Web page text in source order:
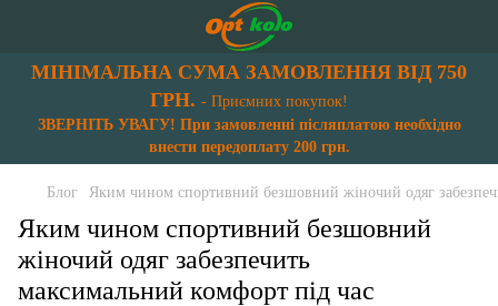
МІНІМАЛЬНА СУМА ЗАМОВЛЕННЯ ВІД 750
ГРН. - Приємних покупок!
ЗВЕРНІТЬ УВАГУ! При замовленні післяплатою необхідно
внести передоплату 200 грн.
Блог Яким чином спортивний безшовний жіночий одяг
Яким чином спортивний безшовний
жіночий одяг забезпечить
максимальний комфорт під час